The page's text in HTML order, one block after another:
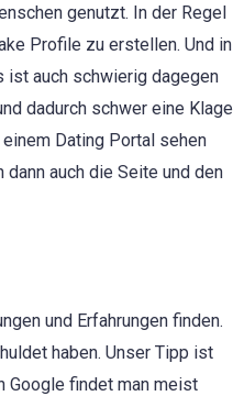
genutzt. In der Regel
Profile zu erstellen. Und in
ist auch schwierig dagegen
dadurch schwer eine Klage
Dating Portal sehen
auch die Seite und den
und Erfahrungen finden.
haben. Unser Tipp ist
Google findet man meist